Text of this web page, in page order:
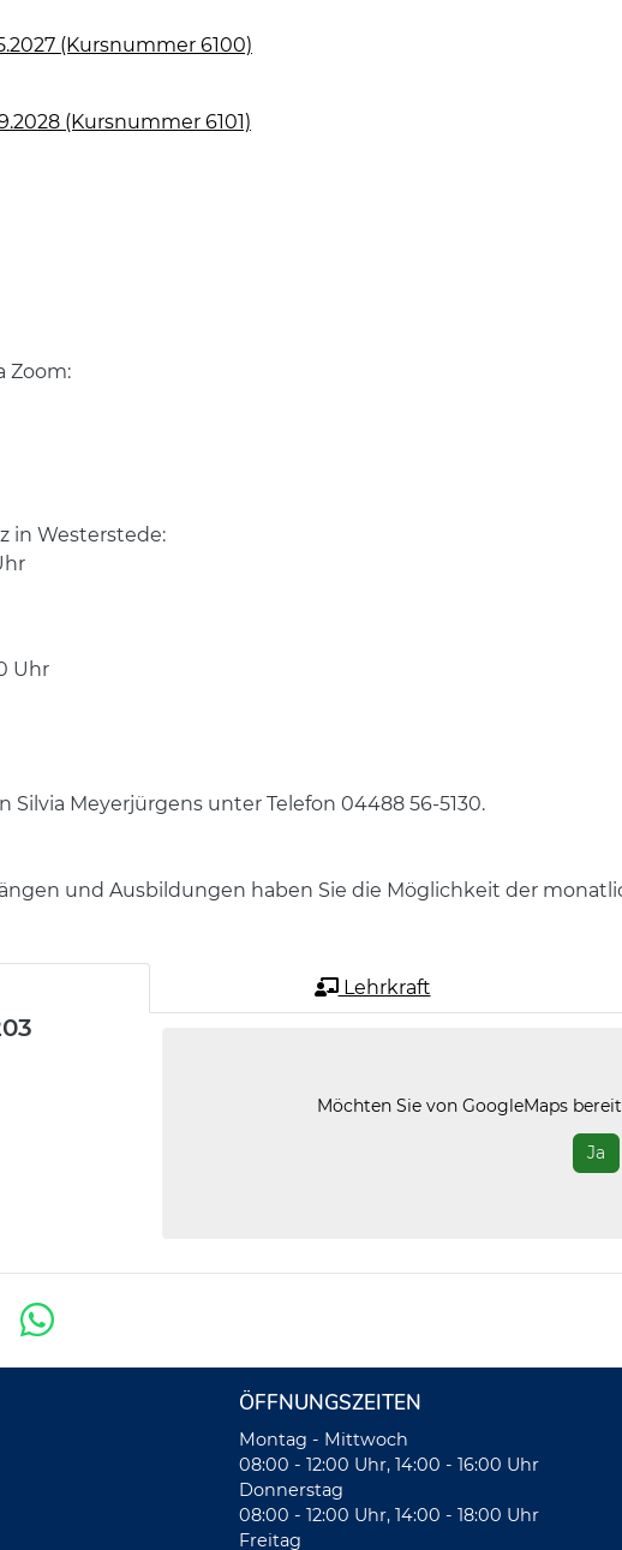
(Kursnummer 6100)
(Kursnummer 6101)
Zoom:
in Westerstede:
Uhr
Meyerjürgens unter Telefon 04488 56-5130.
und Ausbildungen haben Sie die Möglichkeit der
Lehrkraft
Möchten Sie vonGoogleMaps
Ja
ÖFFNUNGSZEITEN
Montag - Mittwoch
08:00 - 12:00 Uhr, 14:00 - 16:00 Uhr
Donnerstag
08:00 - 12:00 Uhr, 14:00 - 18:00 Uhr
Freitag